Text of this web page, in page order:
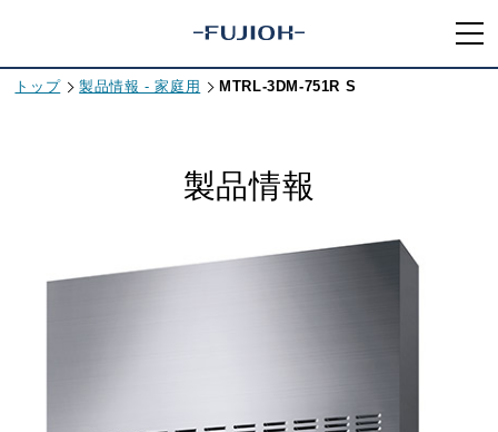
トップ 製品情報 - 家庭用 MTRL-3DM-751R S
製品情報